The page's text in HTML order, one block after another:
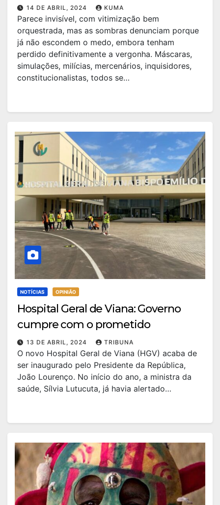
14 DE ABRIL, 2024 KUMA
Parece invisível, com vitimização bem
orquestrada, mas as sombras denunciam porque
já não escondem o medo, embora tenham
perdido definitivamente a vergonha. Máscaras,
simulações, milícias, mercenários, inquisidores,
constitucionalistas, todos se…
NOTÍCIAS OPINIÃO
Hospital Geral de Viana: Governo
cumpre com o prometido
13 DE ABRIL, 2024 TRIBUNA
O novo Hospital Geral de Viana (HGV) acaba de
ser inaugurado pelo Presidente da República,
João Lourenço. No início do ano, a ministra da
saúde, Sílvia Lutucuta, já havia alertado…